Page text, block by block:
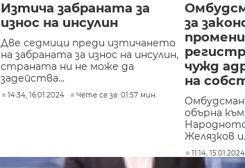
Изтича забраната за
износ на инсулин
Две седмици преди изтичането
на забраната за износ на инсулин,
страната ни не може да
задейства...
14:34, 16.01.2024 Чете се за: 01:57 мин.
за
чужд
на
обърна
Желязков
11:14, 15.01.2024